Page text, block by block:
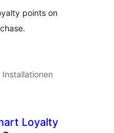
points on
Loyalty